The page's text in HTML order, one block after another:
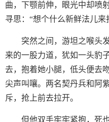
曲，下颚前伸，眼光中却喷
寻思：“想个什么新鲜法儿来
突然之间，游坦之喉头
来的一股力道，犹如一头豹
去，抱着她小腿，低头便去
尖声叫嚷。两名契丹兵和阿
斥，抢上前去拉开。
但他双手牢牢紧抱，死